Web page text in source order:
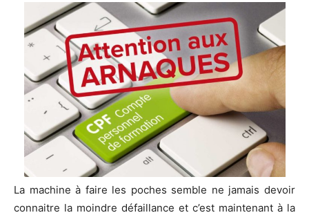
La machine à faire les poches semble ne jamais devoir
connaitre la moindre défaillance et c’est maintenant à la